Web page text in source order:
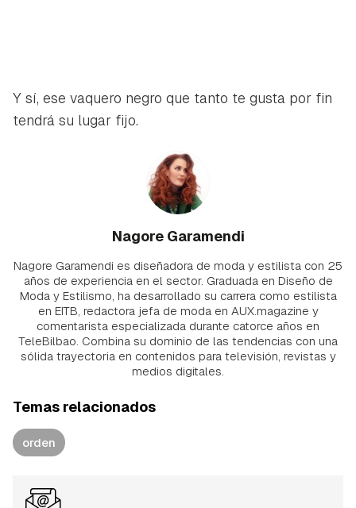
Y sí, ese vaquero negro que tanto te gusta por fin
tendrá su lugar fijo.
Nagore Garamendi
Nagore Garamendi es diseñadora de moda y estilista con 25
años de experiencia en el sector. Graduada en Diseño de
Moda y Estilismo, ha desarrollado su carrera como estilista
en EITB, redactora jefa de moda en AUX.magazine y
comentarista especializada durante catorce años en
TeleBilbao. Combina su dominio de las tendencias con una
sólida trayectoria en contenidos para televisión, revistas y
medios digitales.
Temas relacionados
orden